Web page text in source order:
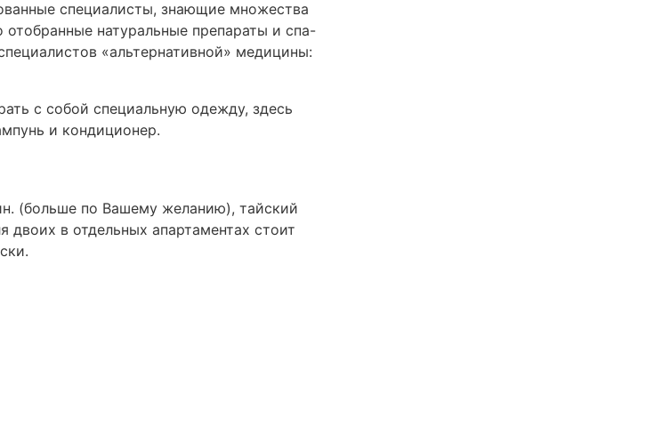
специалисты, знающие множества
натуральные препараты и спа-
«альтернативной» медицины:
с собой специальную одежду, здесь
и кондиционер.
(больше по Вашему желанию), тайский
в отдельных апартаментах стоит